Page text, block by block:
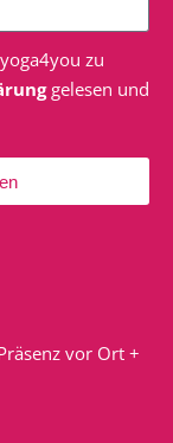
zu
gelesen und
vor Ort +